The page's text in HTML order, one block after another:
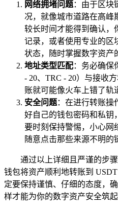
网络拥堵问题：由于区块
况，就像城市道路在高峰
较长时间才能得到确认，
记录，或者使用专业的区
状态，随时掌握数字资产
地址类型匹配：务必确保
- 20、TRC - 20）与接收
账就可能像火车上错了轨
安全问题：在进行转账操
好自己的钱包密码和私钥
要时刻保持警惕，小心网
随意点击那些来源不明的
通过以上详细且严谨的步
钱包将资产顺利地转账到
定要保持谨慎、仔细的态度，
样才能为你的数字资产安全筑